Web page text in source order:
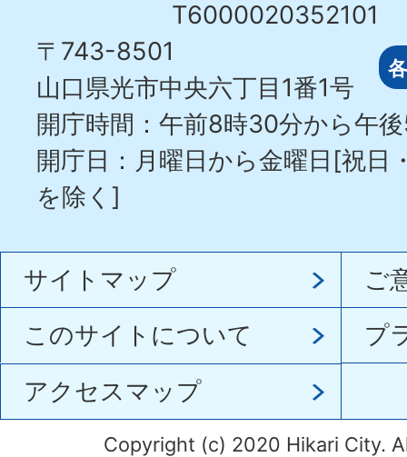
T6000020352101
〒743-8501
山口県光市中央六丁目1番1号
開庁時間：午前8時30分から午
開庁日：月曜日から金曜日[祝日
を除く]
サイトマップ
ご
このサイトについて
プ
アクセスマップ
Copyright (c) 2020 Hikari City.